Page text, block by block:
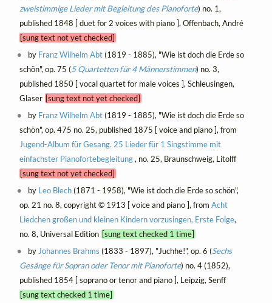
zweistimmige Lieder mit Begleitung des Pianoforte) no. 1,
published 1848 [ duet for 2 voices with piano ], Offenbach, André
[sung text not yet checked]
by Franz Wilhelm Abt(1819 - 1885), "Wie ist doch die Erde so
schön", op. 75 (5 Quartetten für 4 Männerstimmen) no. 3,
published 1850 [ vocal quartet for male voices ], Schleusingen,
Glaser [sung text not yet checked]
by Franz Wilhelm Abt(1819 - 1885), "Wie ist doch die Erde so
schön", op. 475 no. 25, published 1875 [ voice and piano ], from
Jugend-Album für Gesang. 25 Lieder für 1 Singstimme mit
einfachster Pianofortebegleitung, no. 25, Braunschweig, Litolff
[sung text not yet checked]
by Leo Blech(1871 - 1958), "Wie ist doch die Erde so schön",
op. 21 no. 8, copyright © 1913 [ voice and piano ], from Acht
Liedchen großen und kleinen Kindern vorzusingen, Erste Folge,
no. 8, Universal Edition [sung text checked 1 time]
byJohannes Brahms (1833 - 1897), "Juchhe!", op. 6 (Sechs
Gesänge für Sopran oder Tenor mit Pianoforte) no. 4 (1852),
published 1854 [ soprano or tenor and piano ], Leipzig, Senff
[sung text checked 1 time]